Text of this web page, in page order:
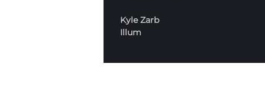
Kyle Zarb
Illum